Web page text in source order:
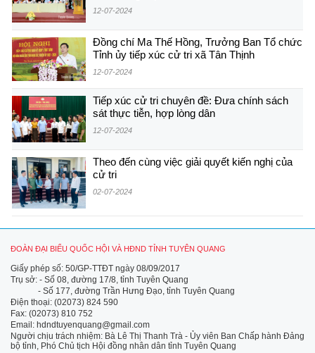
12-07-2024
Đồng chí Ma Thế Hồng, Trưởng Ban Tổ chức
Tỉnh ủy tiếp xúc cử tri xã Tân Thịnh
12-07-2024
Tiếp xúc cử tri chuyên đề: Đưa chính sách
sát thực tiễn, hợp lòng dân
12-07-2024
Theo đến cùng việc giải quyết kiến nghị của
cử tri
02-07-2024
ĐOÀN ĐẠI BIỂU QUỐC HỘI VÀ HĐND TỈNH TUYÊN QUANG
Giấy phép số: 50/GP-TTĐT ngày 08/09/2017
Trụ sở: - Số 08, đường 17/8, tỉnh Tuyên Quang
- Số 177, đường Trần Hưng Đạo, tỉnh Tuyên Quang
Điện thoại: (02073) 824 590
Fax: (02073) 810 752
Email: hdndtuyenquang@gmail.com
Người chịu trách nhiệm: Bà Lê Thị Thanh Trà - Ủy viên Ban Chấp hành Đảng
bộ tỉnh, Phó Chủ tịch Hội đồng nhân dân tỉnh Tuyên Quang